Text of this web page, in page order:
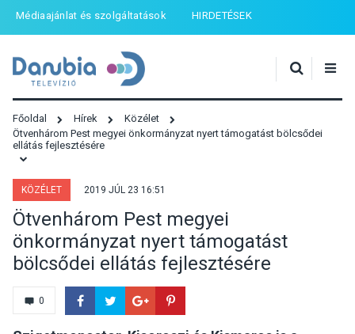
Médiaajánlat és szolgáltatások HIRDETÉSEK
Főoldal Hírek
Közélet
Ötvenhárom Pest megyei önkormányzat nyert támogatást bölcsődei
ellátás fejlesztésére
KÖZÉLET 2019 JÚL 23 16:51
Ötvenhárom Pest megyei
önkormányzat nyert támogatást
bölcsődei ellátás fejlesztésére
0